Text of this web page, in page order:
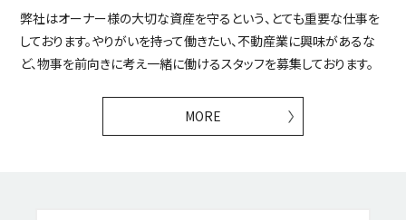
弊社はオーナー様の大切な資産を守るという、とても重要な仕事を
しております。やりがいを持って働きたい、不動産業に興味があるな
ど、物事を前向きに考え一緒に働けるスタッフを募集しております。
MORE